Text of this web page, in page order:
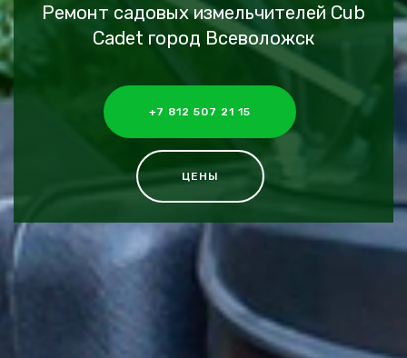
Ремонт садовых измельчителей Cub
Cadet город Всеволожск
+7 812 507 21 15
ЦЕНЫ